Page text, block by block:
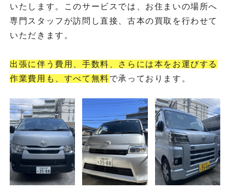
いたします。このサービスでは、お住まいの場所へ
専門スタッフが訪問し直接、古本の買取を行わせて
いただきます。
出張に伴う費用、手数料、さらには本をお運びする
作業費用も、すべて無料で承っております。